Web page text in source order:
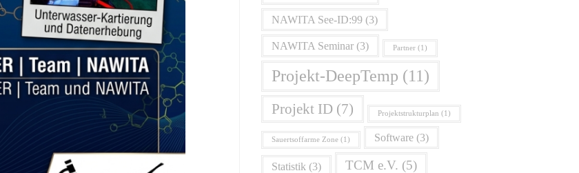
NAWITA See-ID:99 (3)
NAWITA Seminar (3) Partner (1)
Projekt-DeepTemp (11)
Projekt ID (7) Projektstrukturplan (1)
Sauertsoffarme Zone (1) Software (3)
Statistik (3) TCM e.V. (5)